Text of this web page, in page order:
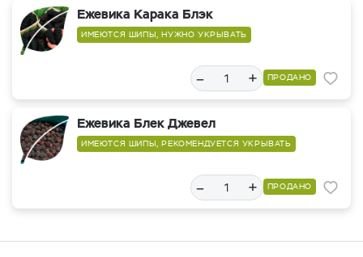
Ежевика Карака Блэк
ИМЕЮТСЯ ШИПЫ, НУЖНО УКРЫВАТЬ
– + ПРОДАНО
Ежевика Блек Джевел
ИМЕЮТСЯ ШИПЫ, РЕКОМЕНДУЕТСЯ УКРЫВАТЬ
– + ПРОДАНО